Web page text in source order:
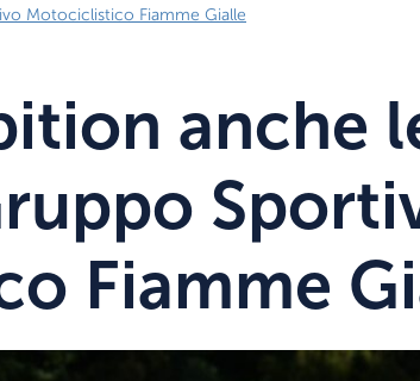
Motociclistico Fiamme Gialle
anche
Fiamme